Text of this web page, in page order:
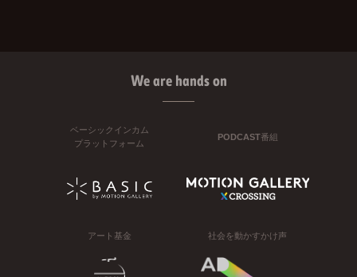
We are hands on
ベーシックインカム
プラットフォーム
PODCAST番組
アート基金 社会を動かすかけ声